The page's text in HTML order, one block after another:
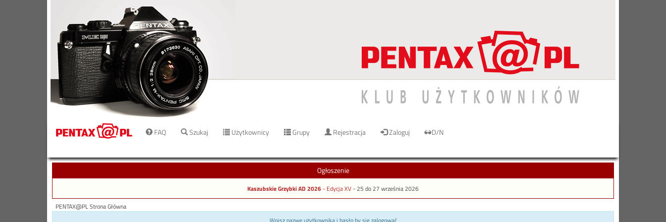
FAQ Szukaj Użytkownicy Grupy Rejestracja Zaloguj D/N
Ogłoszenie
Kaszubskie Grzybki AD 2026- Edycja XV -25 do 27 września 2026
PENTAX@PL Strona Główna